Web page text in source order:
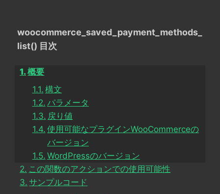
woocommerce_saved_payment_methods_
list() 目次
概要
構文
パラメータ
戻り値
使用可能なプラグインWooCommerceの
バージョン
WordPressのバージョン
この関数のアクションでの使用可能性
サンプルコード